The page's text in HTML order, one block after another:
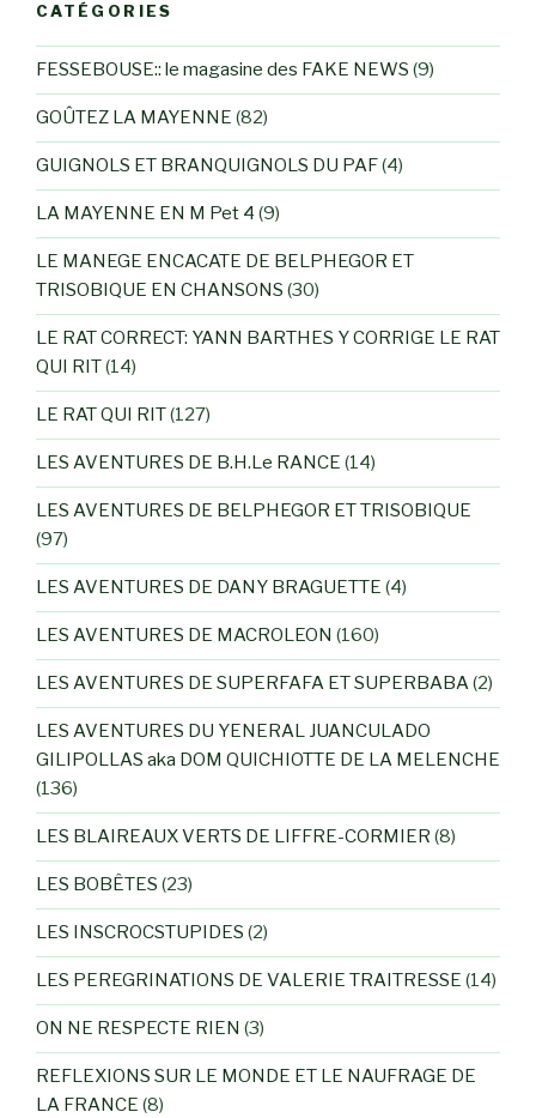
CATÉGORIES
FESSEBOUSE:: le magasine des FAKE NEWS (9)
GOÛTEZ LA MAYENNE (82)
GUIGNOLS ET BRANQUIGNOLS DU PAF(4)
LA MAYENNE EN M Pet 4 (9)
LE MANEGE ENCACATE DE BELPHEGOR ET
TRISOBIQUE EN CHANSONS (30)
LE RAT CORRECT: YANN BARTHES Y CORRIGE LE RAT
QUI RIT(14)
LE RAT QUI RIT(127)
LES AVENTURES DE B.H.Le RANCE (14)
LES AVENTURES DE BELPHEGOR ET TRISOBIQUE
(97)
LES AVENTURES DE DANY BRAGUETTE (4)
LES AVENTURES DE MACROLEON (160)
LES AVENTURES DE SUPERFAFA ET SUPERBABA(2)
LES AVENTURES DU YENERAL JUANCULADO
GILIPOLLAS aka DOM QUICHIOTTE DE LA MELENCHE
(136)
LES BLAIREAUX VERTS DE LIFFRE-CORMIER (8)
LES BOBÊTES (23)
LES INSCROCSTUPIDES (2)
LES PEREGRINATIONS DE VALERIE TRAITRESSE (14)
ON NE RESPECTE RIEN (3)
REFLEXIONS SUR LE MONDE ET LE NAUFRAGE DE
LA FRANCE (8)